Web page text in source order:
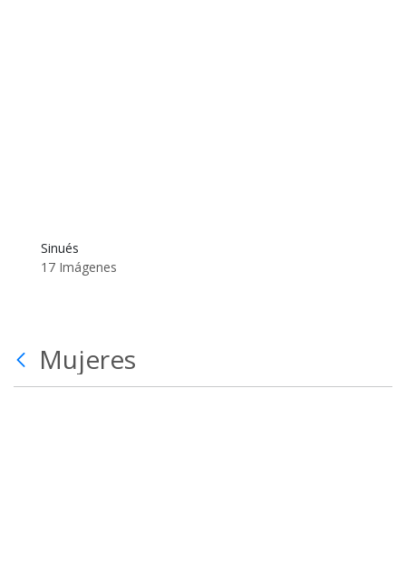
Sinués
17 Imágenes
Mujeres